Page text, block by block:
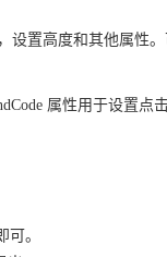
设置高度和其他属性
属性用于设置
。